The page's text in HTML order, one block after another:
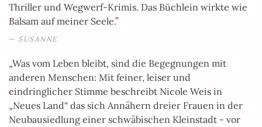
Thriller und Wegwerf-Krimis. Das Büchlein wirkte wie
Balsam auf meiner Seele.”
SUSANNE
„Was vom Leben bleibt, sind die Begegnungen mit
anderen Menschen: Mit feiner, leiser und
eindringlicher Stimme beschreibt Nicole Weis in
„Neues Land“ das sich Annähern dreier Frauen in der
Neubausiedlung einer schwäbischen Kleinstadt - vor